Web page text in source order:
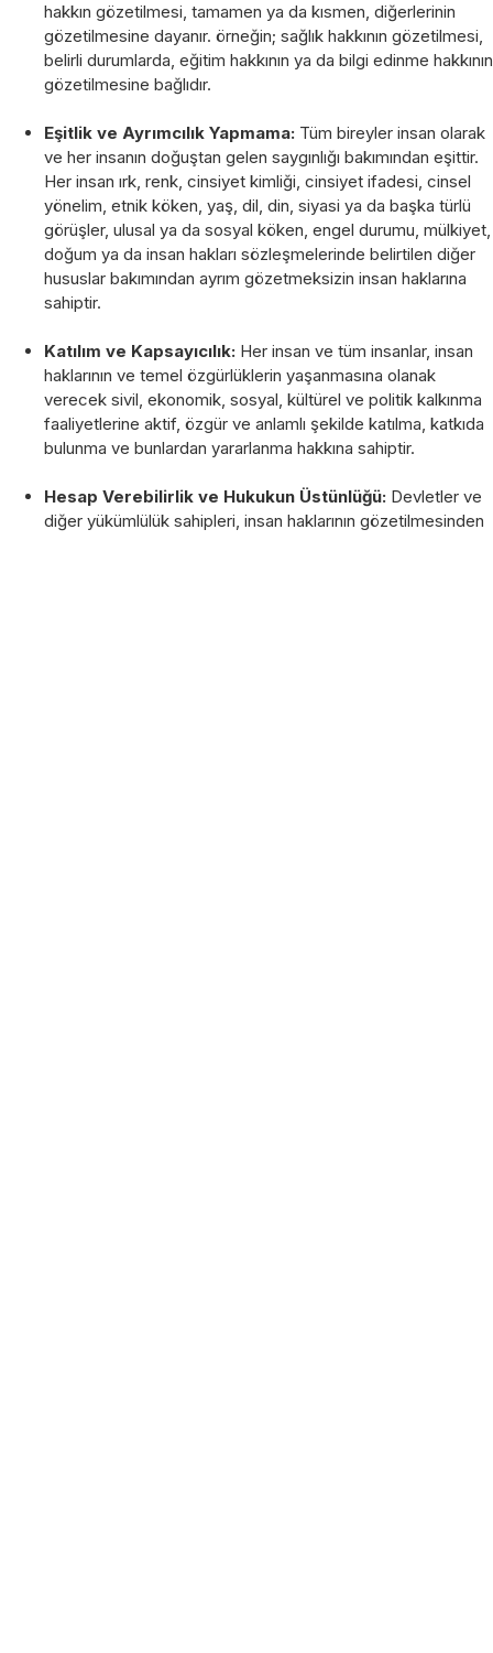
hakkın gözetilmesi, tamamen ya da kısmen, diğerlerinin
gözetilmesine dayanır. örneğin; sağlık hakkının gözetilmesi,
belirli durumlarda, eğitim hakkının ya da bilgi edinme hakkının
gözetilmesine bağlıdır.
Eşitlik ve Ayrımcılık Yapmama: Tüm bireyler insan olarak
ve her insanın doğuştan gelen saygınlığı bakımından eşittir.
Her insan ırk, renk, cinsiyet kimliği, cinsiyet ifadesi, cinsel
yönelim, etnik köken, yaş, dil, din, siyasi ya da başka türlü
görüşler, ulusal ya da sosyal köken, engel durumu, mülkiyet,
doğum ya da insan hakları sözleşmelerinde belirtilen diğer
hususlar bakımından ayrım gözetmeksizin insan haklarına
sahiptir.
Katılım ve Kapsayıcılık: Her insan ve tüm insanlar, insan
haklarının ve temel özgürlüklerin yaşanmasına olanak
verecek sivil, ekonomik, sosyal, kültürel ve politik kalkınma
faaliyetlerine aktif, özgür ve anlamlı şekilde katılma, katkıda
bulunma ve bunlardan yararlanma hakkına sahiptir.
Hesap Verebilirlik ve Hukukun Üstünlüğü: Devletler ve
diğer yükümlülük sahipleri, insan haklarının gözetilmesinden